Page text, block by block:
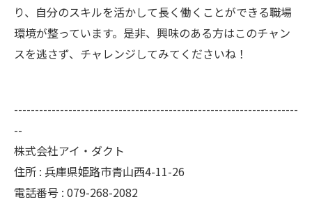
り、自分のスキルを活かして長く働くことができる職場
環境が整っています。是非、興味のある方はこのチャン
スを逃さず、チャレンジしてみてくださいね！
--------------------------------------------------------------------
--
株式会社アイ・ダクト
住所 : 兵庫県姫路市青山西4-11-26
電話番号 : 079-268-2082